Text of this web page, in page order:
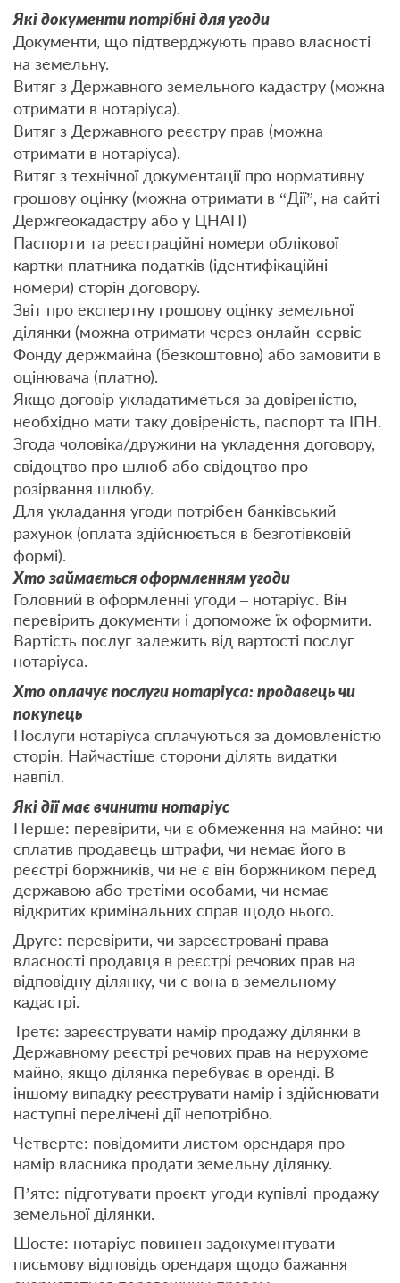
Які документи потрібні для угоди
Документи, що підтверджують право власності
на земельну.
Витяг з Державного земельного кадастру (можна
отримати в нотаріуса).
Витяг з Державного реєстру прав (можна
отримати в нотаріуса).
Витяг з технічної документації про нормативну
грошову оцінку (можна отримати в “Дії”, на сайті
Держгеокадастру або у ЦНАП)
Паспорти та реєстраційні номери облікової
картки платника податків (ідентифікаційні
номери) сторін договору.
Звіт про експертну грошову оцінку земельної
ділянки (можна отримати через онлайн-сервіс
Фонду держмайна (безкоштовно) або замовити в
оцінювача (платно).
Якщо договір укладатиметься за довіреністю,
необхідно мати таку довіреність, паспорт та ІПН.
Згода чоловіка/дружини на укладення договору,
свідоцтво про шлюб або свідоцтво про
розірвання шлюбу.
Для укладання угоди потрібен банківський
рахунок (оплата здійснюється в безготівковій
формі).
Хто займається оформленням угоди
Головний в оформленні угоди – нотаріус. Він
перевірить документи і допоможе їх оформити.
Вартість послуг залежить від вартості послуг
нотаріуса.
Хто оплачує послуги нотаріуса: продавець чи
покупець
Послуги нотаріуса сплачуються за домовленістю
сторін. Найчастіше сторони ділять видатки
навпіл.
Які дії має вчинити нотаріус
Перше: перевірити, чи є обмеження на майно: чи
сплатив продавець штрафи, чи немає його в
реєстрі боржників, чи не є він боржником перед
державою або третіми особами, чи немає
відкритих кримінальних справ щодо нього.
Друге: перевірити, чи зареєстровані права
власності продавця в реєстрі речових прав на
відповідну ділянку, чи є вона в земельному
кадастрі.
Третє: зареєструвати намір продажу ділянки в
Державному реєстрі речових прав на нерухоме
майно, якщо ділянка перебуває в оренді. В
іншому випадку реєструвати намір і здійснювати
наступні перелічені дії непотрібно.
Четверте: повідомити листом орендаря про
намір власника продати земельну ділянку.
П’яте: підготувати проєкт угоди купівлі-продажу
земельної ділянки.
Шосте: нотаріус повинен задокументувати
письмову відповідь орендаря щодо бажання